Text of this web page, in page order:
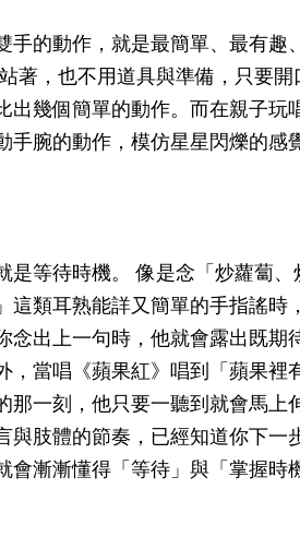
手的動作，就是最簡單、最有趣
著，也不用道具與準備，只要開
出幾個簡單的動作。而在親子玩
手腕的動作，模仿星星閃爍的感
是等待時機。 像是念「炒蘿蔔、
類耳熟能詳又簡單的手指謠時
念出上一句時，他就會露出既期
，當唱《蘋果紅》唱到「蘋果
一刻，他只要一聽到就會馬上
與肢體的節奏，已經知道你下一
漸漸懂得「等待」與「掌握時
寶貝即將上小學
和教育專家的建
生活及團體適應
助您陪伴孩子做